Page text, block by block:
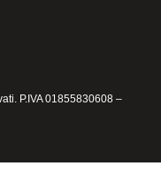
P.IVA 01855830608 –